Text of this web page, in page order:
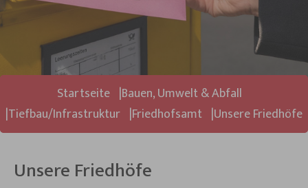
Sie sind hier:
Startseite Bauen, Umwelt & Abfall
Tiefbau/Infrastruktur Friedhofsamt Unsere Friedhöfe
Unsere Friedhöfe